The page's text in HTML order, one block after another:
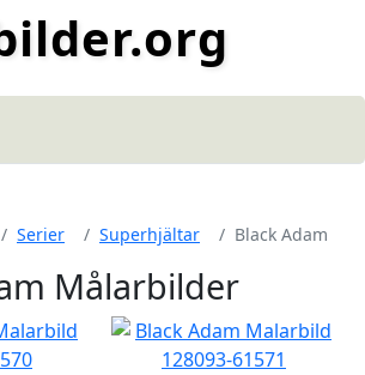
Serier Superhjältar Black Adam
Målarbilder